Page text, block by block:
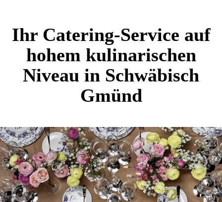
Ihr Catering-Service auf
hohem kulinarischen
Niveau in Schwäbisch
Gmünd